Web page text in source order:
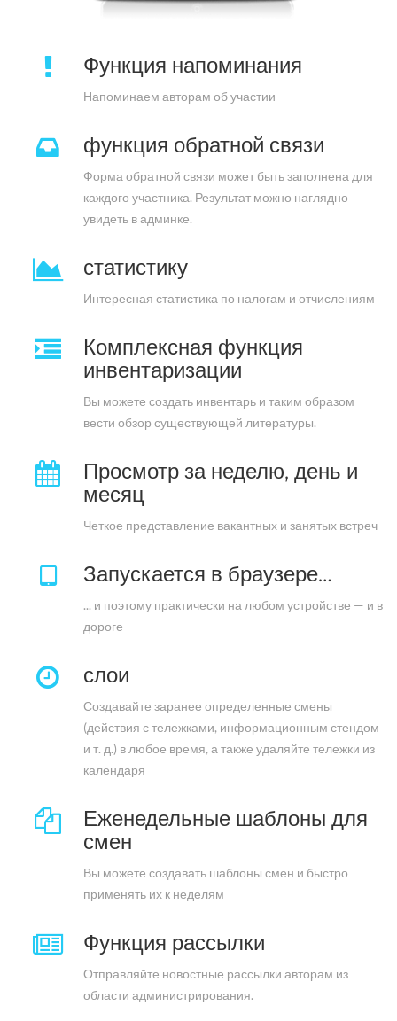
Функция напоминания
Напоминаем авторам об участии
функция обратной связи
Форма обратной связи может быть заполнена для
каждого участника. Результат можно наглядно
увидеть в админке.
статистику
Интересная статистика по налогам и отчислениям
Комплексная функция
инвентаризации
Вы можете создать инвентарь и таким образом
вести обзор существующей литературы.
Просмотр за неделю, день и
месяц
Четкое представление вакантных и занятых встреч
Запускается в браузере…
... и поэтому практически на любом устройстве — и в
дороге
слои
Создавайте заранее определенные смены
(действия с тележками, информационным стендом
и т. д.) в любое время, а также удаляйте тележки из
календаря
Еженедельные шаблоны для
смен
Вы можете создавать шаблоны смен и быстро
применять их к неделям
Функция рассылки
Отправляйте новостные рассылки авторам из
области администрирования.